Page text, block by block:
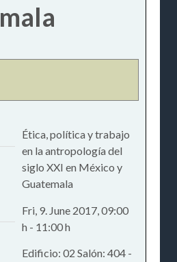
Ética, política y trabajo
en la antropología del
siglo XXI en México y
Guatemala
Fri, 9. June 2017, 09:00
h- 11:00 h
Edificio: 02 Salón: 404 -